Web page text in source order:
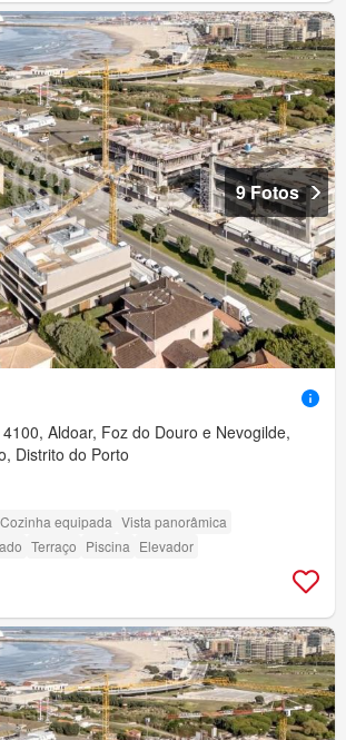
9 Fotos
Aldoar, Foz do Douro e Nevogilde,
Distrito do Porto
Cozinha equipada Vista panorâmica
Terraço Piscina Elevador